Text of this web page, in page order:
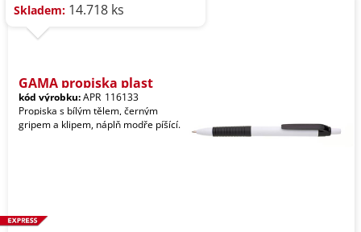
Skladem: 14.718 ks
GAMA propiska plast
kód výrobku:APR_116133
Propiska s bílým tělem, černým
gripem a klipem, náplň modře píšící.